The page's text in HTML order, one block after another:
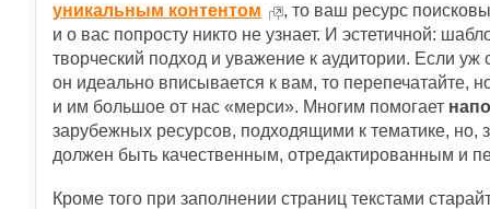
уникальным контентом
, то ваш ресурс
и о вас попросту никто не узнает. И эстетичной:
творческий подход и уважение к аудитории. Если
он идеально вписывается к вам, то перепечатайте,
и им большое от нас «мерси». Многим помогает
зарубежных ресурсов, подходящими к тематике, но,
должен быть качественным, отредактированным и
Кроме того при заполнении страниц текстами